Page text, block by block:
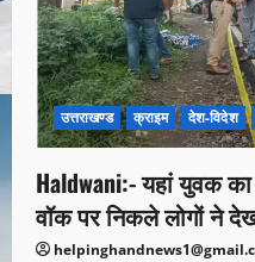
उत्तराखण्ड क्राइम देश-विदेश
Haldwani:- यहां युवक
वॉक पर निकले लोगों ने